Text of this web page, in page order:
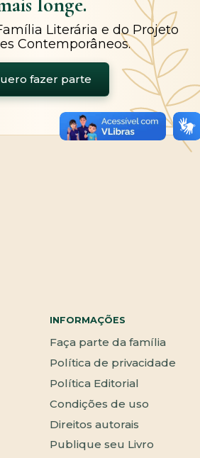
Literária e do Projeto
Contemporâneos.
fazer parte
INFORMAÇÕES
Faça parte da família
Política de privacidade
Política Editorial
Condições de uso
Direitos autorais
Publique seu Livro